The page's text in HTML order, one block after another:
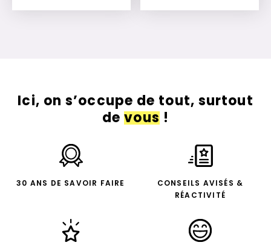
Ajouter à mon devis Ajouter à mon devis
Ici, on s’occupe de tout, surtout
devous!
30 ANS DE SAVOIR FAIRE
CONSEILS AVISÉS &
RÉACTIVITÉ